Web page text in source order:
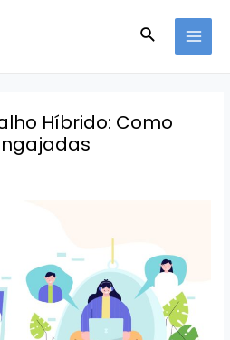
Pesquisar
Híbrido: Como